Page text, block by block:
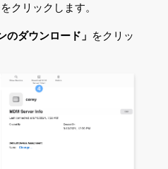
クリックします。
のダウンロード」 をクリッ